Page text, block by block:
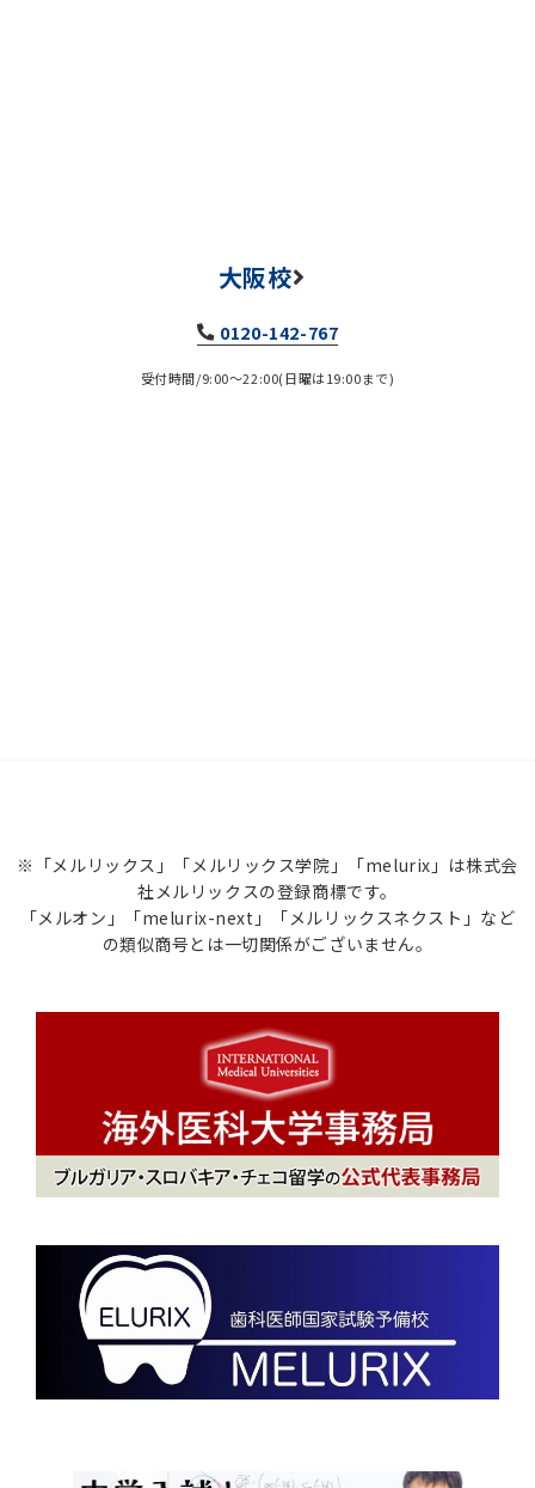
大阪校
0120-142-767
受付時間/9:00～22:00(日曜は19:00まで)
※「メルリックス」「メルリックス学院」「melurix」は株式会
社メルリックスの登録商標です。
「メルオン」「melurix-next」「メルリックスネクスト」など
の類似商号とは一切関係がございません。